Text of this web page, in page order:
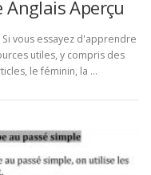
Anglais Aperçu
vous essayez d'apprendre
utiles, y compris des
le féminin, la …